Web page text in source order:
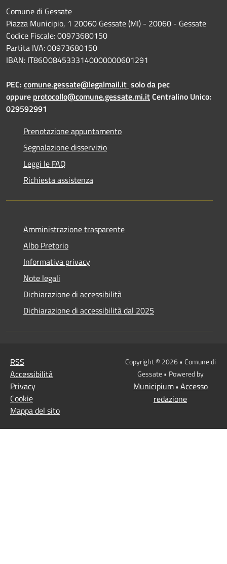
Comune di Gessate
Piazza Municipio, 1 20060 Gessate (MI) - 20060 - Gessate
Codice Fiscale: 00973680150
Partita IVA: 00973680150
IBAN: IT86O0845333140000000601291
PEC: comune.gessate@legalmail.it solo da pec
oppure protocollo@comune.gessate.mi.itCentralino Unico:
029592991
Prenotazione appuntamento
Segnalazione disservizio
Leggi le FAQ
Richiesta assistenza
Amministrazione trasparente
Albo Pretorio
Informativa privacy
Note legali
Dichiarazione di accessibilità
Dichiarazione di accessibilità dal 2025
RSS
Accessibilità
Privacy
Cookie
Mappa del sito
Copyright © 2026 • Comune di
Gessate • Powered by
Municipium• Accesso
redazione